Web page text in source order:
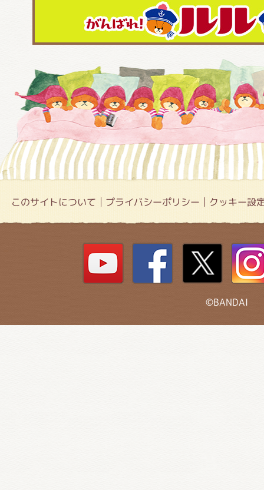
このサイトについて プライバシーポリシー クッキー設
©BANDAI